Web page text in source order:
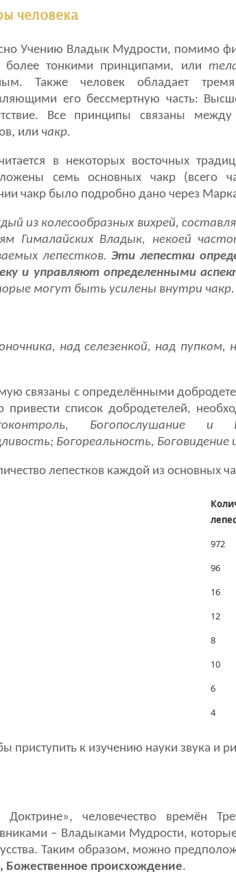
человека
Учению Владык Мудрости, помимо
более тонкими принципами, или
Также человек обладает
его бессмертную часть:
Все принципы связаны между
или чакр.
в некоторых восточных
семь основных чакр (всего
чакр было подробно дано через
из колесообразных вихрей,
Гималайских Владык, некоей
лепестков.Эти лепестки
и управляют определенными
могут быть усилены внутри чакр.
над селезенкой, над пупком,
связаны с определёнными
список добродетелей,
Богопослушание и
Богореальность, Боговидение
лепестков каждой из основных
972
96
16
12
8
10
6
4
приступить к изучению науки звука и
человечество времён
– Владыками Мудрости,
Таким образом, можно
происхождение.